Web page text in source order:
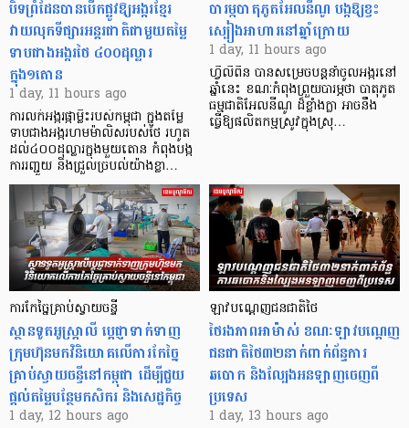
បិទព្រំដែនបានបើកផ្លូវឱ្យអង្ករខ្មែរ
វាយលុកទីផ្សារអន្តរជាតិជាមួយតម្លៃ
ទាបជាងអង្ករថៃ ៤០០ដុល្លារ
ក្នុង១តោន
1 day, 11 hours ago
ការលក់អង្ករផ្កាម្លិះរបស់កម្ពុជា ក្នុងតម្លៃ
ទាបជាងអង្ករហមម៉ាលិសរបស់ថៃ រហូត
ដល់៤០០ដុល្លារក្នុងមួយតោន កំពុងបង្ក
ការរញ្ជួយ និងជ្រួលច្របល់យ៉ាងខ្លា…
បារម្ភបាតុភូតអែលនីណូ បង្កឱ្យខ្វះ
ស្បៀងអាហារនៅឆ្នាំក្រោយ
1 day, 11 hours ago
ហ្វីលីពីន បាន​សម្រេចបន្តនាំចូលអង្ករនៅ
ឆ្នាំនេះ ខណៈកំពុងព្រួយបារម្ភថា បាតុភូត
ធម្មជាតិអែលនីណូ ដ៏ខ្លាំងក្លា​ អាចនឹង
ធ្វើឱ្យផលិតកម្មស្រូវក្នុងស្រុ…
ការកែច្នៃគ្រាប់ស្វាយចន្ទី
ស្ថានទូតអូស្ត្រាលី ប្តេជ្ញាទាក់ទាញ
ក្រុមហ៊ុនមក​វិនិយោគលើការកែច្នៃ
គ្រាប់ស្វាយចន្ទីនៅកម្ពុជា ដើម្បីជួយ
ផ្តល់តម្លៃបន្ថែមកសិករ និងសេដ្ឋកិច្ច
1 day, 12 hours ago
ឡាវបណ្តេញជនជាតិថៃ
ថៃរងភាពអាម៉ាស់ ខណៈឡាវបណ្តេញ
ជនជាតិថៃ៣២នាក់ពាក់ព័ន្ធការ
ឆបោក និងល្បែងអនឡាញចេញពី
ប្រទេស
1 day, 13 hours ago